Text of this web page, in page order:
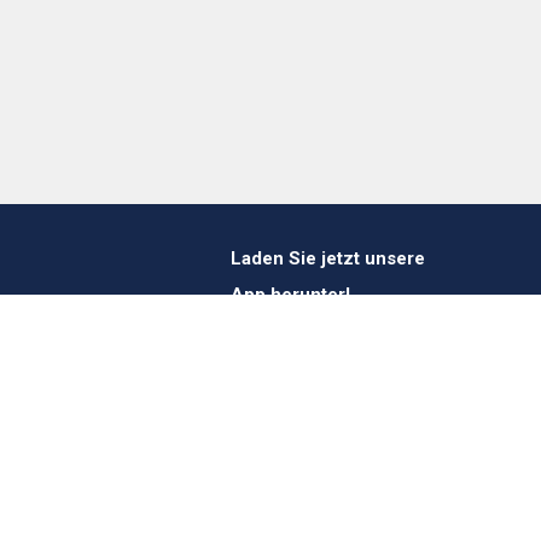
Laden Sie jetzt unsere
App herunter!